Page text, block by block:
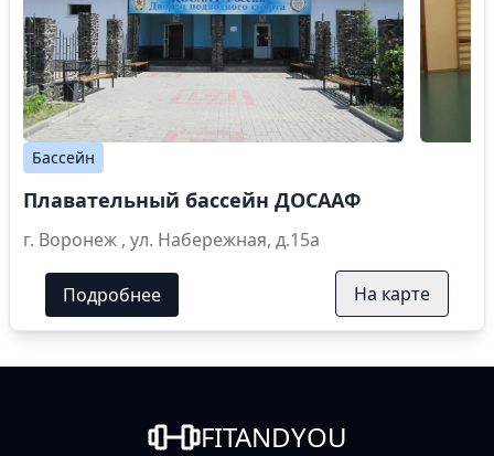
Бассейн
Плавательный бассейн ДОСААФ
г. Воронеж , ул. Набережная, д.15а
Подробнее На карте
FITANDYOU